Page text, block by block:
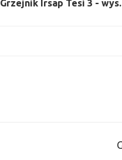
Grzejnik Irsap Tesi 3 -